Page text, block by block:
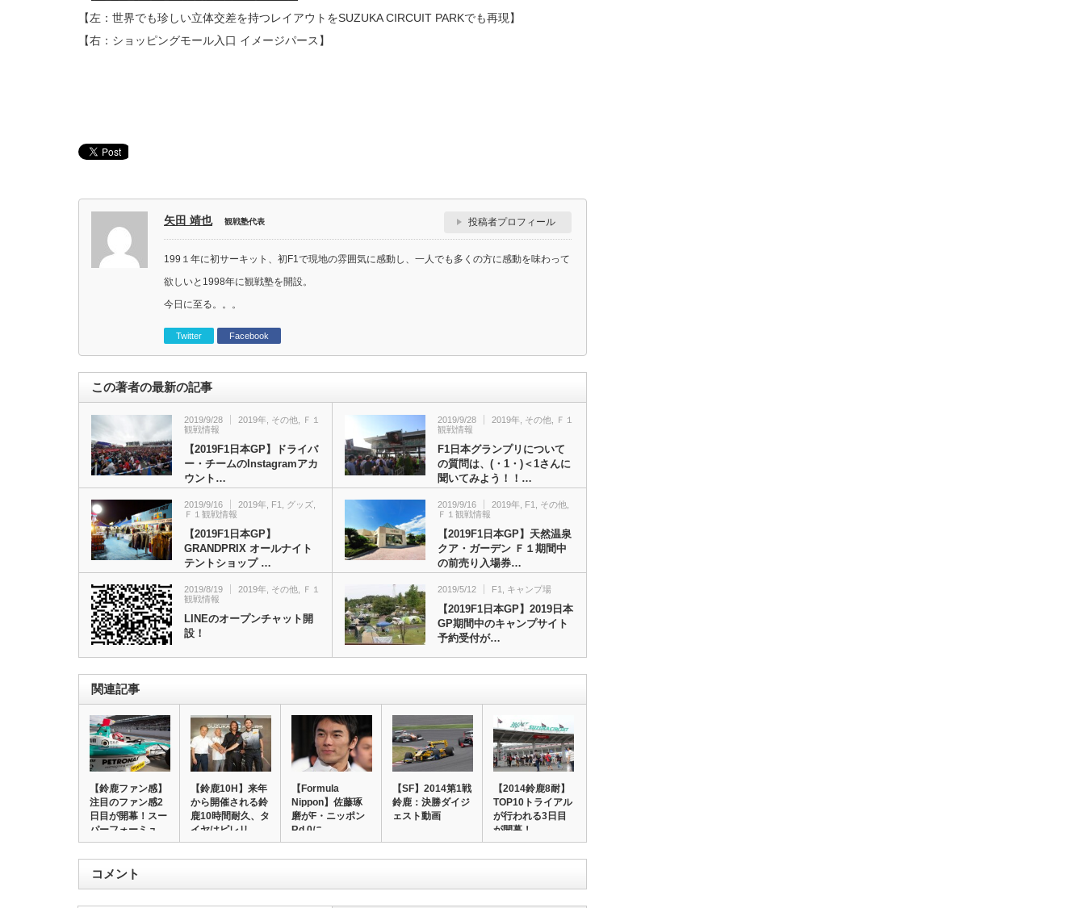
【左：世界でも珍しい立体交差を持つレイアウトをSUZUKA CIRCUIT PARKでも再現】
【右：ショッピングモール入口 イメージパース】
矢田 靖也 観戦塾代表 投稿者プロフィール
199１年に初サーキット、初F1で現地の雰囲気に感動し、一人でも多くの方に感動を味わって
欲しいと1998年に観戦塾を開設。
今日に至る。。。
Twitter Facebook
この著者の最新の記事
2019/9/28 2019年 その他
Ｆ１
観戦情報
【2019F1日本GP】ドライバ
ー・チームのInstagramアカ
ウント…
2019/9/28 2019年 その他
Ｆ１
観戦情報
F1日本グランプリについて
の質問は、(・1・)＜1さんに
聞いてみよう！！…
2019/9/16 2019年 F1 グッズ
Ｆ１観戦情報
【2019F1日本GP】
GRANDPRIX オールナイト
テントショップ …
2019/9/16 2019年 F1 その他
Ｆ１観戦情報
【2019F1日本GP】天然温泉
クア・ガーデン Ｆ１期間中
の前売り入場券…
2019/8/19 2019年 その他
Ｆ１
観戦情報
LINEのオープンチャット開
設！
2019/5/12 F1 キャンプ場
【2019F1日本GP】2019日本
GP期間中のキャンプサイト
予約受付が…
関連記事
【鈴鹿ファン感】
注目のファン感2
日目が開幕！スー
パーフォーミュ
ラ…
【鈴鹿10H】来年
から開催される鈴
鹿10時間耐久、タ
イヤはピレリ…
【Formula
Nippon】佐藤琢
磨がF・ニッポン
Rd.0に…
【SF】2014第1戦
鈴鹿：決勝ダイジ
ェスト動画
【2014鈴鹿8耐】
TOP10トライアル
が行われる3日目
が開幕！…
コメント